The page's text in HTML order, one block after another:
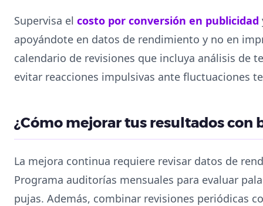
Supervisa el costo por conversión en publicidad
apoyándote en datos de rendimiento y no en
calendario de revisiones que incluya análisis de
evitar reacciones impulsivas ante fluctuaciones
¿Cómo mejorar tus resultados con
La mejora continua requiere revisar datos de
Programa auditorías mensuales para evaluar
pujas. Además, combinar revisiones periódicas